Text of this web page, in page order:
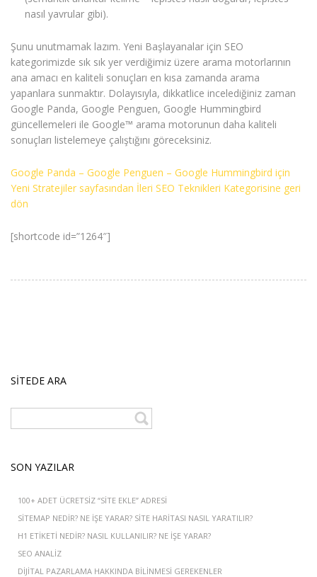
nasıl yavrular gibi).
Şunu unutmamak lazım. Yeni Başlayanalar için SEO
kategorimizde sık sık yer verdiğimiz üzere arama motorlarının
ana amacı en kaliteli sonuçları en kısa zamanda arama
yapanlara sunmaktır. Dolayısıyla, dikkatlice incelediğiniz zaman
Google Panda, Google Penguen, Google Hummingbird
güncellemeleri ile Google™ arama motorunun daha kaliteli
sonuçları listelemeye çalıştığını göreceksiniz.
Google Panda – Google Penguen – Google Hummingbird için
Yeni Stratejiler sayfasından İleri SEO Teknikleri Kategorisine geri
dön
[shortcode id=”1264″]
SITEDE ARA
SON YAZILAR
100+ ADET ÜCRETSIZ “SITE EKLE” ADRESI
SITEMAP NEDIR? NE IŞE YARAR? SITE HARITASI NASIL YARATILIR?
H1 ETIKETI NEDIR? NASIL KULLANILIR? NE İŞE YARAR?
SEO ANALIZ
DIJITAL PAZARLAMA HAKKINDA BILINMESI GEREKENLER